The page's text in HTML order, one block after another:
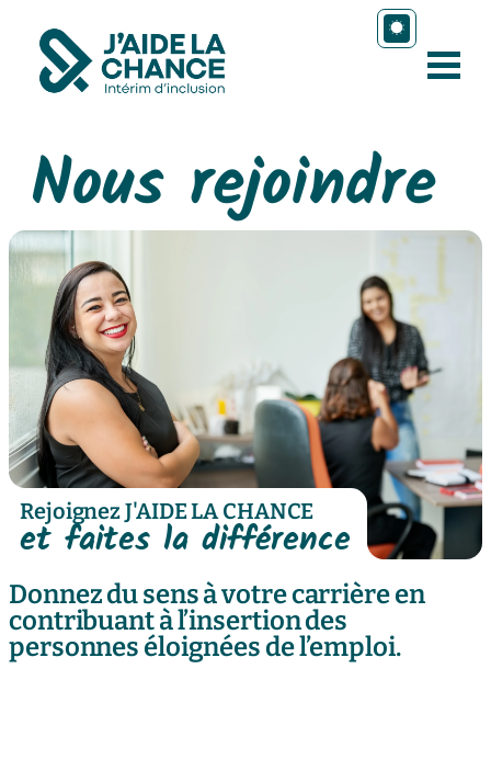
Nous rejoindre
Rejoignez J'AIDE LA CHANCE
et faites la différence
Donnez du sens à votre carrière en
contribuant à l’insertion des
personnes éloignées de l’emploi.